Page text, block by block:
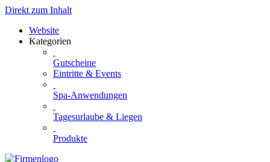
Direkt zum Inhalt
Website
Kategorien
Gutscheine
Eintritte & Events
Spa-Anwendungen
Tagesurlaube & Liegen
Produkte